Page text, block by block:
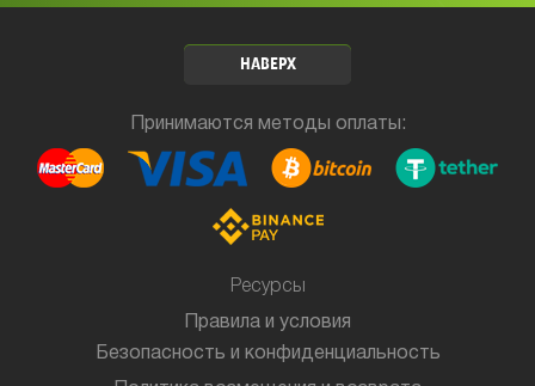
Принимаются методы оплаты:
НАВЕРХ
Ресурсы
Правила и условия
Безопасность и конфиденциальность